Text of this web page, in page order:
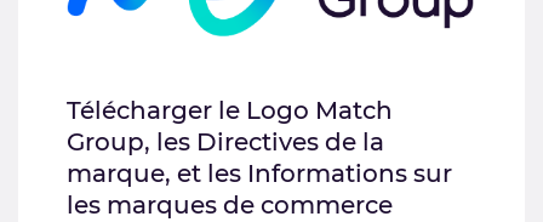
Télécharger le Logo Match
Group, les Directives de la
marque, et les Informations sur
les marques de commerce